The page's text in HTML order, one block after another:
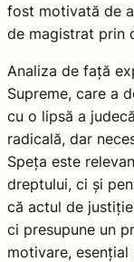
fost motivată de
de magistrat prin
Analiza de față
Supreme, care a
cu o lipsă a
radicală, dar
Speța este
dreptului, ci și
că actul de
ci presupune un
motivare,